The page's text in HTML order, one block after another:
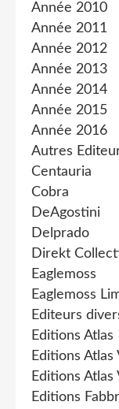
Année 2010
Année 2011
Année 2012
Année 2013
Année 2014
Année 2015
Année 2016
Autres
Centauria
Cobra
DeAgostini
Delprado
Direkt
Eaglemoss
Eaglemoss
Editeurs
Editions Atlas
Editions Atlas
Editions Atlas
Editions